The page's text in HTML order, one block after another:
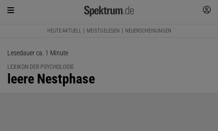
HEUTE AKTUELL MEISTGELESEN NEUERSCHEINUNGEN
Lesedauer ca. 1 Minute
LEXIKON DER PSYCHOLOGIE
:
leere Nestphase